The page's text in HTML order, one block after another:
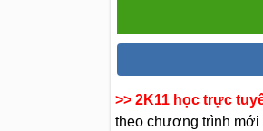
>> 2K11 học trực
theo chương trình mới